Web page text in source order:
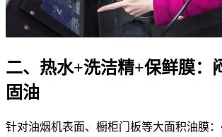
二、热水+洗洁精+保鲜膜：
固油
针对油烟机表面、橱柜门板等大面积油膜